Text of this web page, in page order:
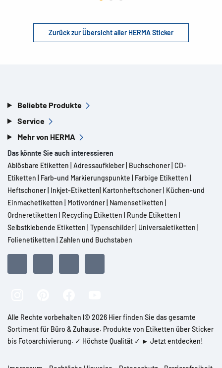
Zurück zur Übersicht aller HERMA Sticker
Beliebte Produkte
Service
Mehr von HERMA
Das könnte Sie auch interessieren
Ablösbare Etiketten Adressaufkleber Buchschoner CD-
Etiketten
Farb-und Markierungspunkte Farbige Etiketten
Heftschoner Inkjet-Etiketten Kartonheftschoner Küchen-und
Einmachetiketten
Motivordner Namensetiketten
Ordneretiketten
Recycling Etiketten Runde Etiketten
Selbstklebende Etiketten Typenschilder Universaletiketten
Folienetiketten Zahlen und Buchstaben
Alle Rechte vorbehalten l© 2026 Hier finden Sie das gesamte
Sortiment für Büro & Zuhause. Produkte von Etiketten über Sticker
bis Fotoarchivierung. ✓ Höchste Qualität ✓ ► Jetzt entdecken!